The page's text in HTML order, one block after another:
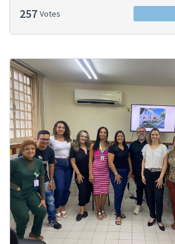
257 Votes